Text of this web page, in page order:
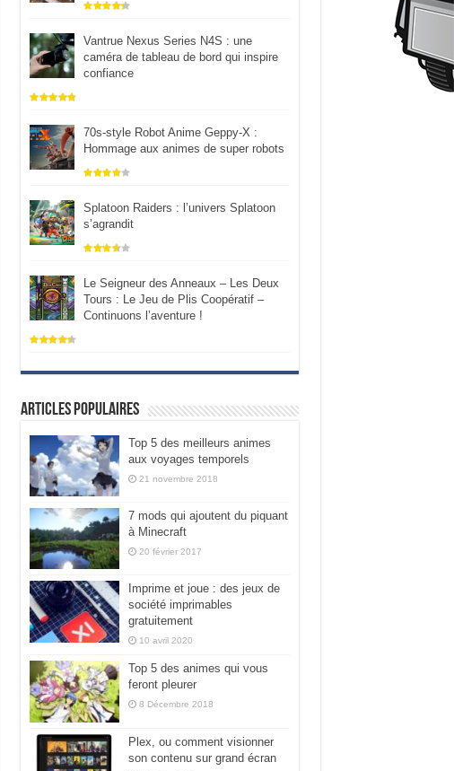
Vantrue Nexus Series N4S : une
caméra de tableau de bord qui inspire
confiance
70s-style Robot Anime Geppy-X :
Hommage aux animes de super robots
Splatoon Raiders : l’univers Splatoon
s’agrandit
Le Seigneur des Anneaux – Les Deux
Tours : Le Jeu de Plis Coopératif –
Continuons l’aventure !
Articles populaires
Top 5 des meilleurs animes
aux voyages temporels
21 novembre 2018
7 mods qui ajoutent du piquant
à Minecraft
20 février 2017
Imprime et joue : des jeux de
société imprimables
gratuitement
10 avril 2020
Top 5 des animes qui vous
feront pleurer
8 Décembre 2018
Plex, ou comment visionner
son contenu sur grand écran